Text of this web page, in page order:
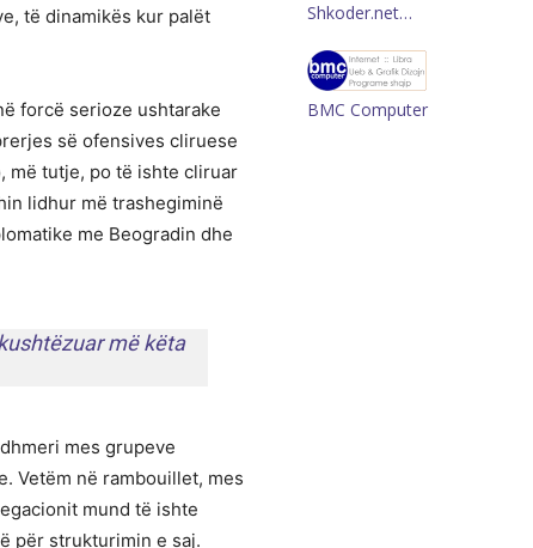
të dinamikës kur palët
forcë serioze ushtarake
së ofensives cliruese
më tutje, po të ishte cliruar
lidhur më trashegiminë
me Beogradin dhe
më këta
mes grupeve
Vetëm në rambouillet, mes
mund të ishte
për strukturimin e saj.
Shkoder.net…
BMC Computer